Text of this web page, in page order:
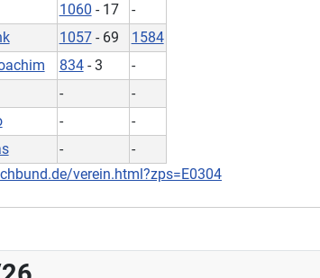
1060 - 17
-
1057- 69
1584
834- 3
-
-
-
-
-
-
-
verein.html?zps=E0304